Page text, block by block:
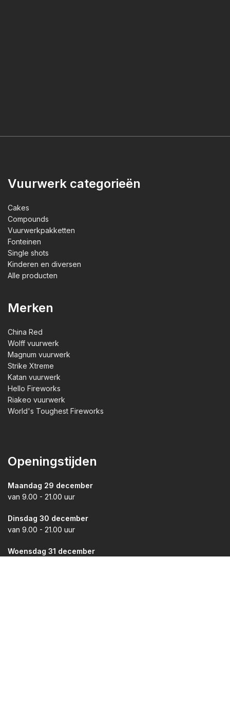
Vuurwerk categorieën
Cakes
Compounds
Vuurwerkpakketten
Fonteinen
Single shots
Kinderen en diversen
Alle producten
Merken
China Red
Wolff vuurwerk
Magnum vuurwerk
Strike Xtreme
Katan vuurwerk
Hello Fireworks
Riakeo vuurwerk
World's Toughest Fireworks
Openingstijden
Maandag 29 december
van 9.00 - 21.00 uur
Dinsdag 30 december
van 9.00 - 21.00 uur
Woensdag 31 december